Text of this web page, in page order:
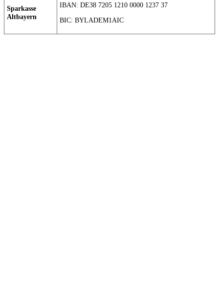
Sparkasse
Altbayern
IBAN: DE38 7205 1210 0000 1237 37
BIC: BYLADEM1AIC